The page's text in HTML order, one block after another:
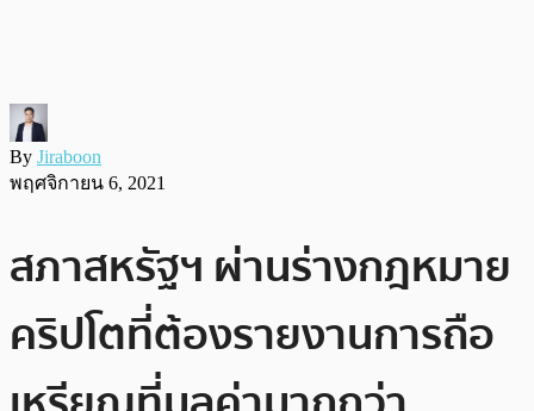
By Jiraboon
พฤศจิกายน 6, 2021
สภาสหรัฐฯ ผ่านร่างกฎหมาย
คริปโตที่ต้องรายงานการถือ